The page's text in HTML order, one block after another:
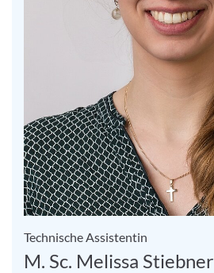
Technische Assistentin
M. Sc. Melissa Stiebner